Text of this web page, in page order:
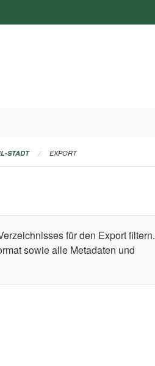
STADT EXPORT
für den Export filtern.
sowie alle Metadaten und